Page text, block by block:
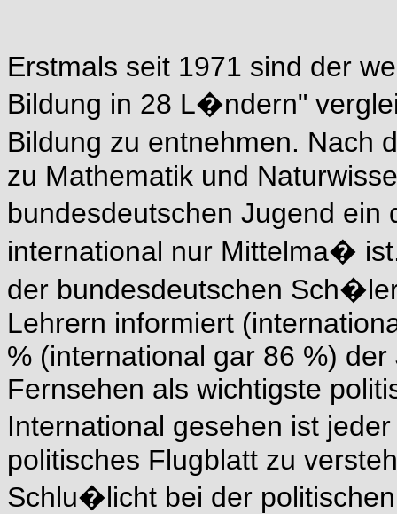
Erstmals seit 1971 sind der
Bildung in 28 L�ndern"
Bildung zu entnehmen. Nach
zu Mathematik und
bundesdeutschen Jugend
international nur Mittelma�
der bundesdeutschen
Lehrern informiert
% (international gar 86 %)
Fernsehen als wichtigste
International gesehen ist
politisches Flugblatt zu
Schlu�licht bei der